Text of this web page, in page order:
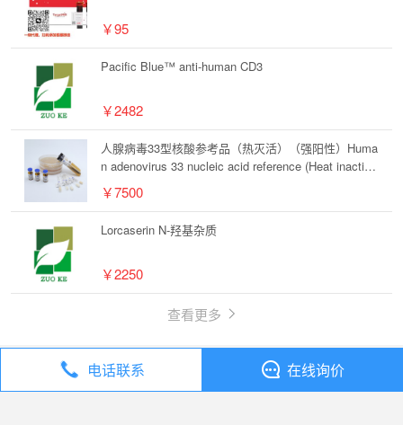
￥95
Pacific Blue™ anti-human CD3
￥2482
人腺病毒33型核酸参考品（热灭活）（强阳性）Huma
n adenovirus 33 nucleic acid reference (Heat inactiva
￥7500
Lorcaserin N-羟基杂质
￥2250
查看更多
全部分类 试剂
电话联系 在线询价